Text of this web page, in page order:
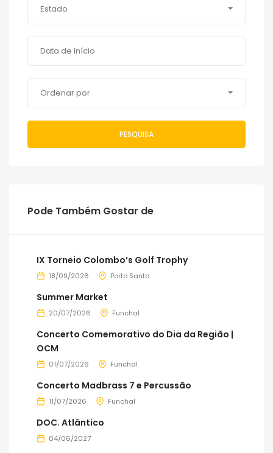
Estado
Ordenar por
PESQUISA
Pode Também Gostar de
IX Torneio Colombo’s Golf Trophy
18/09/2026 Porto Santo
Summer Market
20/07/2026 Funchal
Concerto Comemorativo do Dia da Região |
OCM
01/07/2026 Funchal
Concerto Madbrass 7 e Percussão
11/07/2026 Funchal
DOC. Atlântico
04/06/2027